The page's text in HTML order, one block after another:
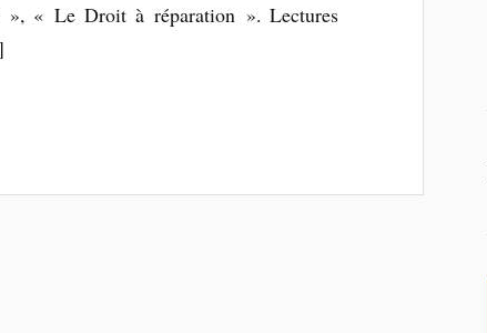
« Le Droit à réparation ». Lectures